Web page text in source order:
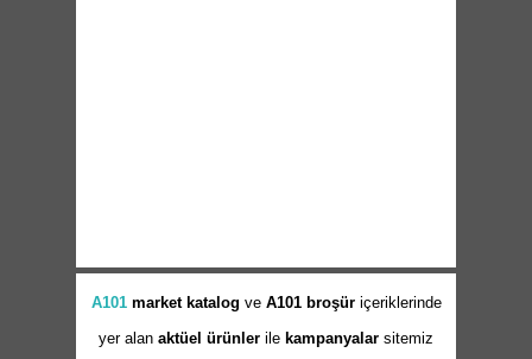
A101 market katalog ve A101 broşüriçeriklerinde
yer alan aktüel ürünler ile kampanyalar sitemiz